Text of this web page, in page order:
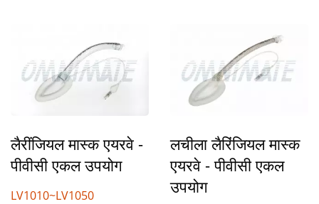
लैरींजियल मास्क एयरवे -
पीवीसी एकल उपयोग
LV1010~LV1050
लचीला लैरिंजियल मास्क
एयरवे - पीवीसी एकल
उपयोग